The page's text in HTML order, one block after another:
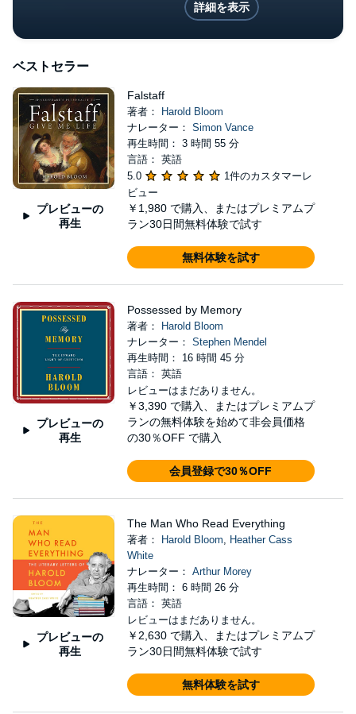
詳細を表示
ベストセラー
プレビューの
再生
Falstaff
著者：
Harold Bloom
ナレーター： Simon Vance
再生時間： 3 時間 55 分
言語： 英語
5.0
1件のカスタマーレ
ビュー
￥1,980 で購入、またはプレミアムプ
ラン30日間無料体験で試す
無料体験を試す
プレビューの
再生
Possessed by Memory
著者：
Harold Bloom
ナレーター： Stephen Mendel
再生時間： 16 時間 45 分
言語： 英語
レビューはまだありません。
￥3,390 で購入、またはプレミアムプ
ランの無料体験を始めて非会員価格
の30％OFF で購入
会員登録で30％OFF
プレビューの
再生
The Man Who Read Everything
著者： Harold Bloom, Heather Cass
White
ナレーター： Arthur Morey
再生時間： 6 時間 26 分
言語： 英語
レビューはまだありません。
￥2,630 で購入、またはプレミアムプ
ラン30日間無料体験で試す
無料体験を試す